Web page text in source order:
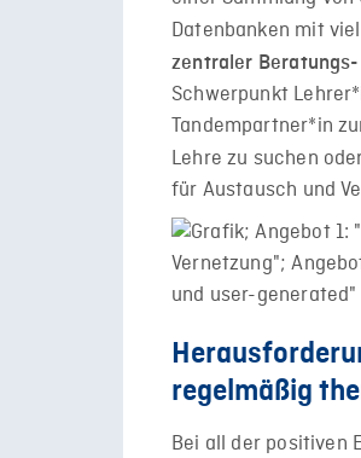
Datenbanken mit
zentraler
Schwerpunkt
Tandempartner*in
Lehre zu suchen
für Austausch und
regelmäßig
Bei all der positiven